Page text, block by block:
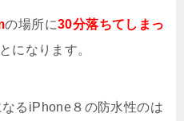
の場所に30分落ちてしまっ
になります。
るiPhone８の防水性のは